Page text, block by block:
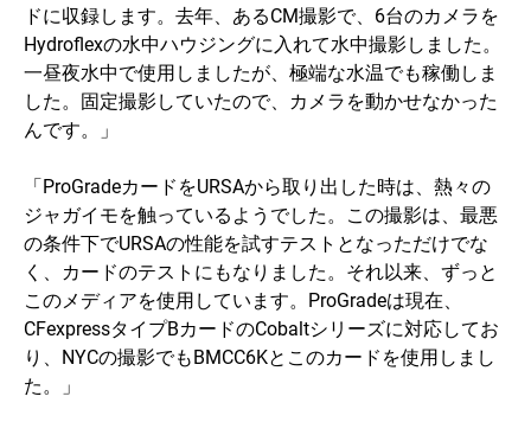
ドに収録します。去年、あるCM撮影で、6台のカメラを
Hydroflexの水中ハウジングに入れて水中撮影しました。
一昼夜水中で使用しましたが、極端な水温でも稼働しま
した。固定撮影していたので、カメラを動かせなかった
んです。」
「ProGradeカードをURSAから取り出した時は、熱々の
ジャガイモを触っているようでした。この撮影は、最悪
の条件下でURSAの性能を試すテストとなっただけでな
く、カードのテストにもなりました。それ以来、ずっと
このメディアを使用しています。ProGradeは現在、
CFexpressタイプBカードのCobaltシリーズに対応してお
り、NYCの撮影でもBMCC6Kとこのカードを使用しまし
た。」